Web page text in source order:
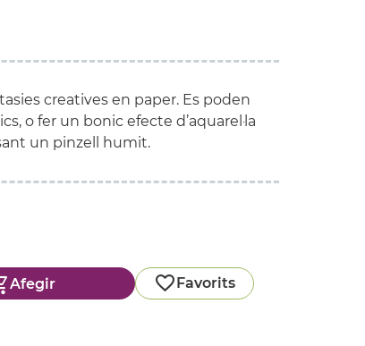
creatives en paper. Es poden
o fer un bonic efecte d’aquarel·la
un pinzell humit.
Afegir Favorits